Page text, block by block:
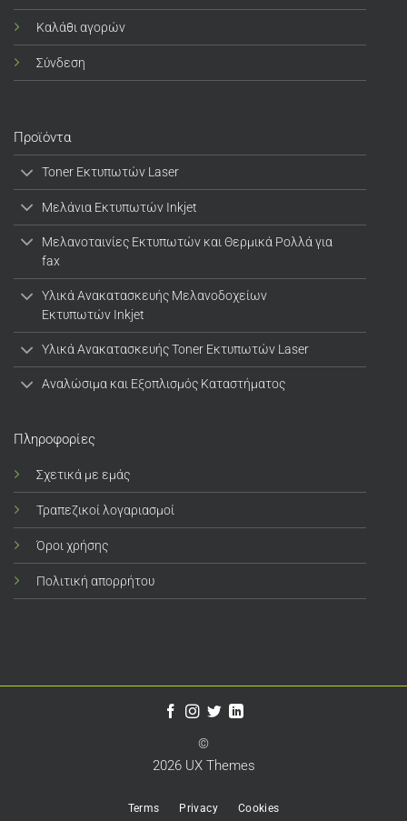
Καλάθι αγορών
Σύνδεση
Προϊόντα
Toner Εκτυπωτών Laser
Μελάνια Εκτυπωτών Inkjet
Μελανοταινίες Εκτυπωτών και Θερμικά Ρολλά για
fax
Υλικά Ανακατασκευής Μελανοδοχείων
Εκτυπωτών Inkjet
Υλικά Ανακατασκευής Toner Εκτυπωτών Laser
Αναλώσιμα και Εξοπλισμός Καταστήματος
Πληροφορίες
Σχετικά με εμάς
Τραπεζικοί λογαριασμοί
Όροι χρήσης
Πολιτική απορρήτου
©
2026 UX Themes
Terms Privacy Cookies